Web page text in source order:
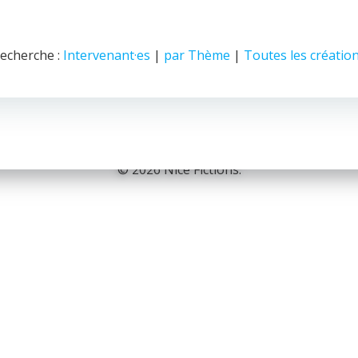
: Intervenant·es | par Thème | Toutes les
© 2026 Nice Fictions.